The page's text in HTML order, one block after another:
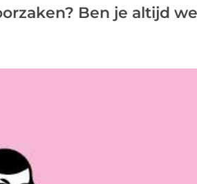
Ben je altijd